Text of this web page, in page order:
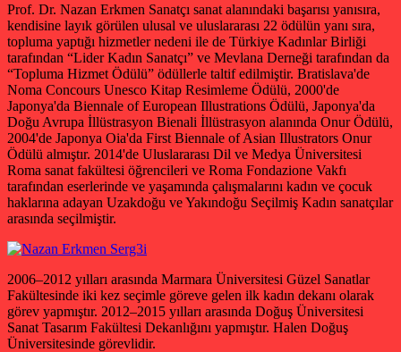
Prof. Dr. Nazan Erkmen Sanatçı sanat alanındaki başarısı yanısıra,
kendisine layık görülen ulusal ve uluslararası 22 ödülün yanı sıra,
topluma yaptığı hizmetler nedeni ile de Türkiye Kadınlar Birliği
tarafından “Lider Kadın Sanatçı” ve Mevlana Derneği tarafından da
“Topluma Hizmet Ödülü” ödüllerle taltif edilmiştir. Bratislava'de
Noma Concours Unesco Kitap Resimleme Ödülü, 2000'de
Japonya'da Biennale of European Illustrations Ödülü, Japonya'da
Doğu Avrupa İllüstrasyon Bienali İllüstrasyon alanında Onur Ödülü,
2004'de Japonya Oia'da First Biennale of Asian Illustrators Onur
Ödülü almıştır. 2014'de Uluslararası Dil ve Medya Üniversitesi
Roma sanat fakültesi öğrencileri ve Roma Fondazione Vakfı
tarafından eserlerinde ve yaşamında çalışmalarını kadın ve çocuk
haklarına adayan Uzakdoğu ve Yakındoğu Seçilmiş Kadın sanatçılar
arasında seçilmiştir.
2006–2012 yılları arasında Marmara Üniversitesi Güzel Sanatlar
Fakültesinde iki kez seçimle göreve gelen ilk kadın dekanı olarak
görev yapmıştır. 2012–2015 yılları arasında Doğuş Üniversitesi
Sanat Tasarım Fakültesi Dekanlığını yapmıştır. Halen Doğuş
Üniversitesinde görevlidir.